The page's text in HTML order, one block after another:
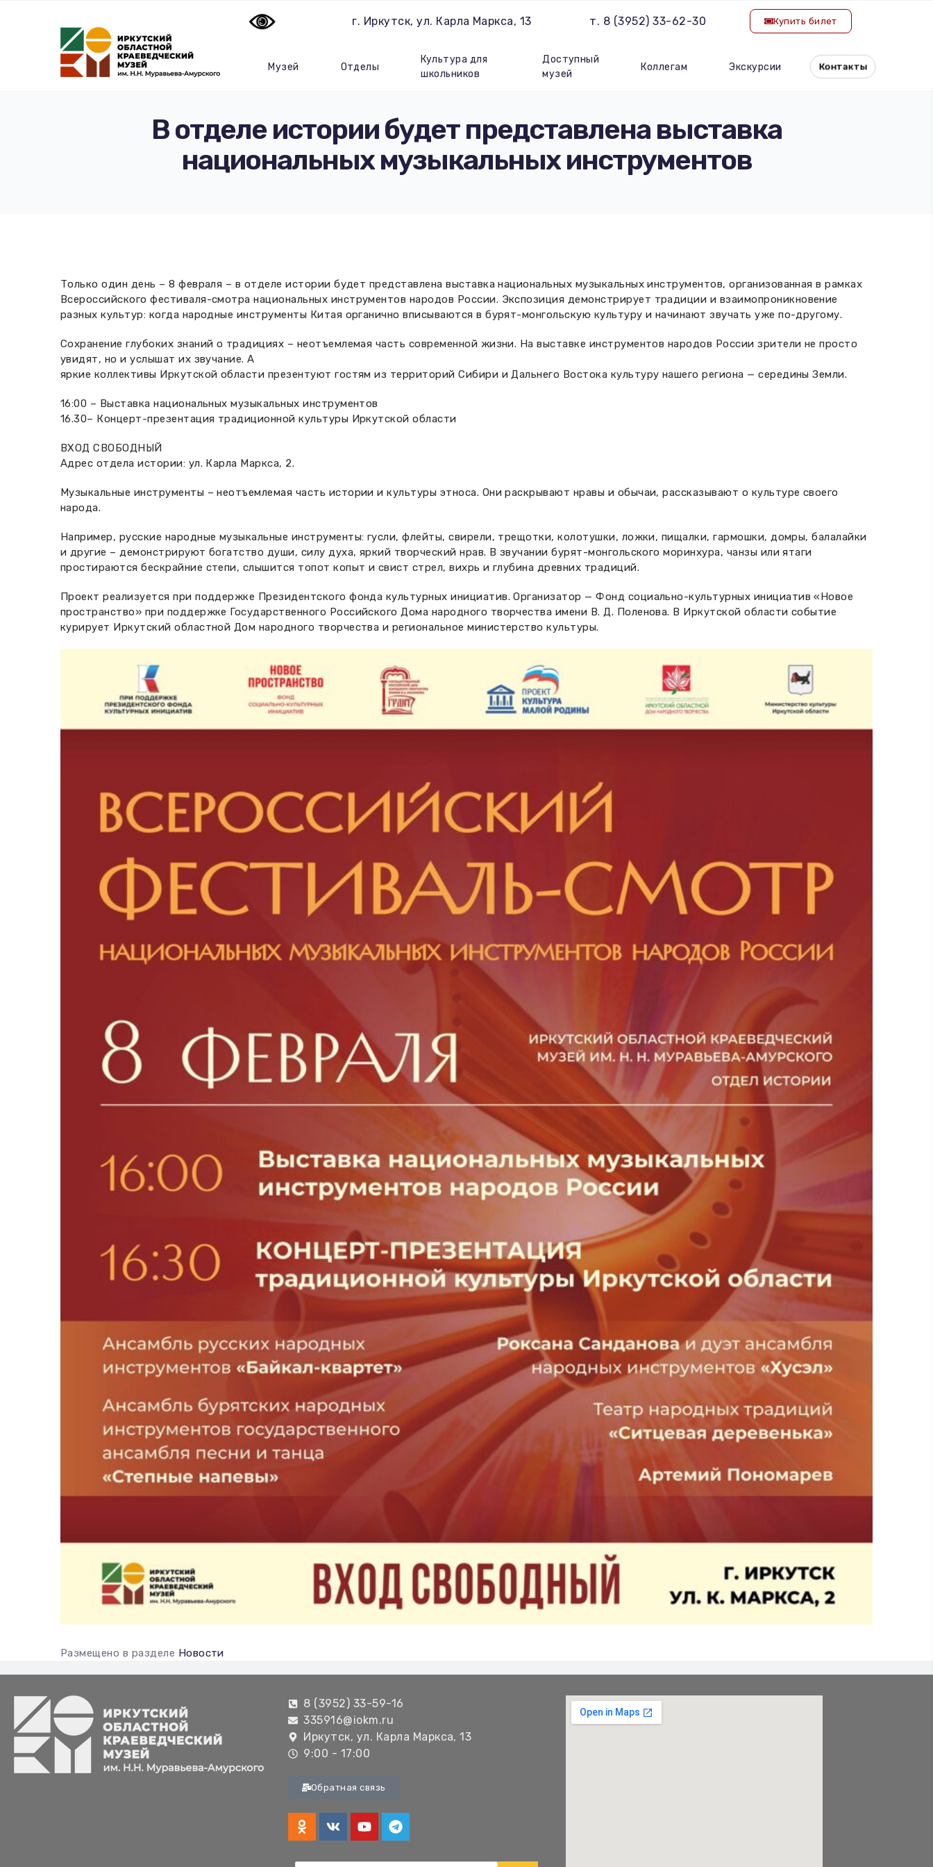
г. Иркутск, ул. Карла Маркса, 13 т. 8 (3952) 33-62-30 Купить билет
Музей Отделы
Культура для
школьников
Доступный
музей
Коллегам Экскурсии Контакты
В отделе истории будет представлена выставка
национальных музыкальных инструментов
Только один день – 8 февраля – в отделе истории будет представлена выставка национальных музыкальных инструментов, организованная в рамках
Всероссийского фестиваля-смотра национальных инструментов народов России. Экспозиция демонстрирует традиции и взаимопроникновение
разных культур: когда народные инструменты Китая органично вписываются в бурят-монгольскую культуру и начинают звучать уже по-другому.
Сохранение глубоких знаний о традициях – неотъемлемая часть современной жизни. На выставке инструментов народов России зрители не просто
увидят, но и услышат их звучание. А
яркие коллективы Иркутской области презентуют гостям из территорий Сибири и Дальнего Востока культуру нашего региона — середины Земли.
16:00 – Выставка национальных музыкальных инструментов
16.30– Концерт-презентация традиционной культуры Иркутской области
ВХОД СВОБОДНЫЙ
Адрес отдела истории: ул. Карла Маркса, 2.
Музыкальные инструменты – неотъемлемая часть истории и культуры этноса. Они раскрывают нравы и обычаи, рассказывают о культуре своего
народа.
Например, русские народные музыкальные инструменты: гусли, флейты, свирели, трещотки, колотушки, ложки, пищалки, гармошки, домры, балалайки
и другие – демонстрируют богатство души, силу духа, яркий творческий нрав. В звучании бурят-монгольского моринхура, чанзы или ятаги
простираются бескрайние степи, слышится топот копыт и свист стрел, вихрь и глубина древних традиций.
Проект реализуется при поддержке Президентского фонда культурных инициатив. Организатор — Фонд социально-культурных инициатив «Новое
пространство» при поддержке Государственного Российского Дома народного творчества имени В. Д. Поленова. В Иркутской области событие
курирует Иркутский областной Дом народного творчества и региональное министерство культуры.
Размещено в разделе Новости
8 (3952) 33-59-16
335916@iokm.ru
Иркутск, ул. Карла Маркса, 13
9:00 - 17:00
Обратная связь